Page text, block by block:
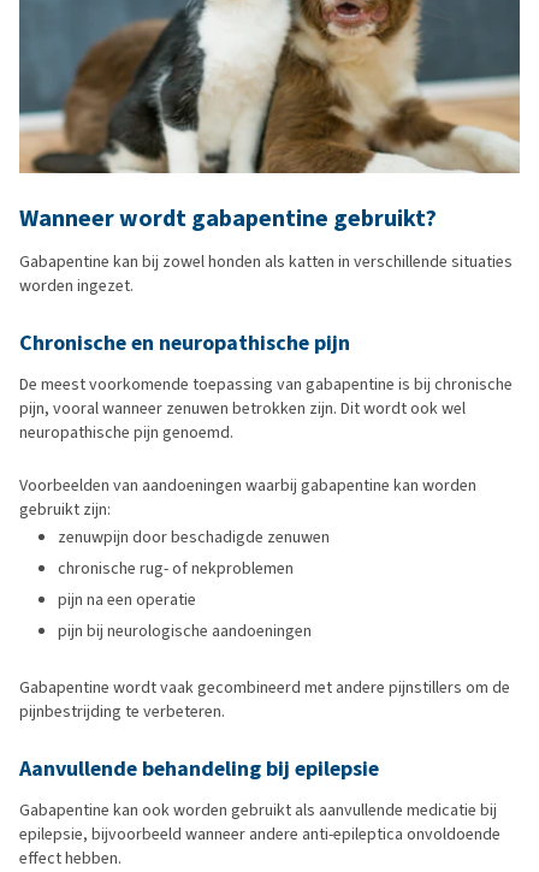
Wanneer wordt gabapentine gebruikt?
Gabapentine kan bij zowel honden als katten in verschillende situaties
worden ingezet.
Chronische en neuropathische pijn
De meest voorkomende toepassing van gabapentine is bij chronische
pijn, vooral wanneer zenuwen betrokken zijn. Dit wordt ook wel
neuropathische pijn genoemd.
Voorbeelden van aandoeningen waarbij gabapentine kan worden
gebruikt zijn:
zenuwpijn door beschadigde zenuwen
chronische rug- of nekproblemen
pijn na een operatie
pijn bij neurologische aandoeningen
Gabapentine wordt vaak gecombineerd met andere pijnstillers om de
pijnbestrijding te verbeteren.
Aanvullende behandeling bij epilepsie
Gabapentine kan ook worden gebruikt als aanvullende medicatie bij
epilepsie, bijvoorbeeld wanneer andere anti-epileptica onvoldoende
effect hebben.